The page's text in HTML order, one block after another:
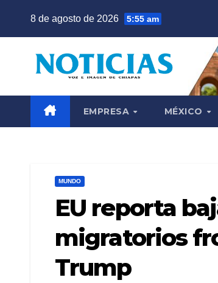
8 de agosto de 2026 5:55 am
EMPRESA MÉXICO
MUNDO
EU reporta
migratorios
Trump